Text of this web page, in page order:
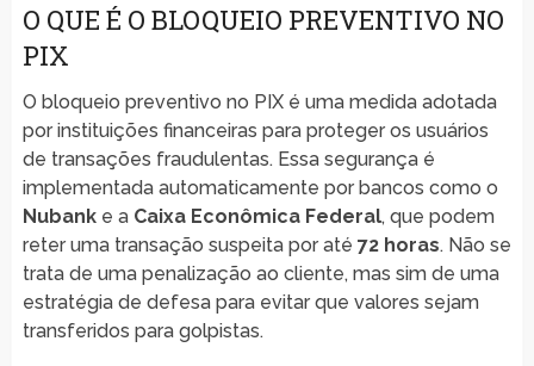
O QUE É O BLOQUEIO PREVENTIVO NO
PIX
O bloqueio preventivo no PIX é uma medida adotada
por instituições financeiras para proteger os usuários
de transações fraudulentas. Essa segurança é
implementada automaticamente por bancos como o
Nubanke a Caixa Econômica Federal, que podem
reter uma transação suspeita por até 72 horas. Não se
trata de uma penalização ao cliente, mas sim de uma
estratégia de defesa para evitar que valores sejam
transferidos para golpistas.